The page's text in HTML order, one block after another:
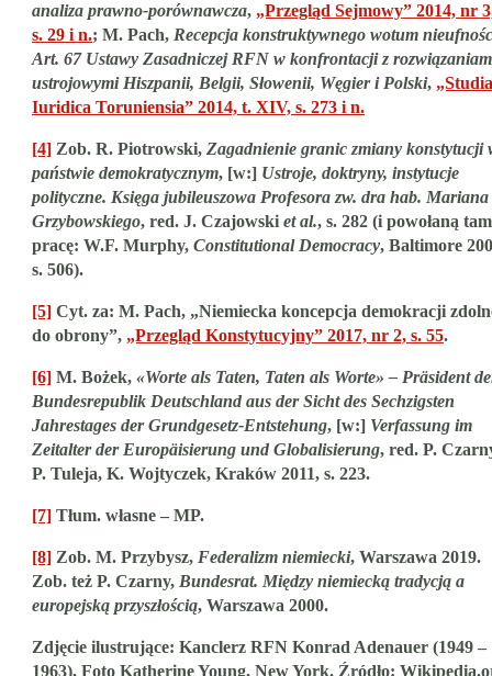
analiza prawno-porównawcza, „Przegląd Sejmowy” 2014, nr
s. 29 i n.; M. Pach, Recepcja konstruktywnego wotum
Art. 67 Ustawy Zasadniczej RFN w konfrontacji z
ustrojowymi Hiszpanii, Belgii, Słowenii, Węgier i Polski, „Studia
Iuridica Toruniensia” 2014, t. XIV, s. 273 i n.
[4] Zob. R. Piotrowski, Zagadnienie granic zmiany konstytucji
państwie demokratycznym, [w:] Ustroje, doktryny, instytucje
polityczne. Księga jubileuszowa Profesora zw. dra hab. Mariana
Grzybowskiego, red. J. Czajowski et al., s. 282 (i powołaną tam
pracę: W.F. Murphy, Constitutional Democracy, Baltimore
s. 506).
[5] Cyt. za: M. Pach, „Niemiecka koncepcja demokracji
do obrony”, „Przegląd Konstytucyjny” 2017, nr 2, s. 55.
[6] M. Bożek, «Worte als Taten, Taten als Worte» – Präsident
Bundesrepublik Deutschland aus der Sicht des Sechzigsten
Jahrestages der Grundgesetz-Entstehung, [w:] Verfassung im
Zeitalter der Europäisierung und Globalisierung, red. P.
P. Tuleja, K. Wojtyczek, Kraków 2011, s. 223.
[7] Tłum. własne – MP.
[8] Zob. M. Przybysz, Federalizm niemiecki, Warszawa 2019.
Zob. też P. Czarny, Bundesrat. Między niemiecką tradycją a
europejską przyszłością, Warszawa 2000.
Zdjęcie ilustrujące: Kanclerz RFN Konrad Adenauer (1949 –
1963), Foto Katherine Young, New York. Źródło: